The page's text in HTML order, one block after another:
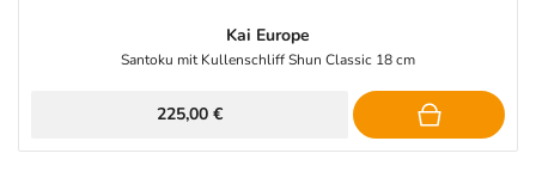
Kai Europe
Santoku mit Kullenschliff Shun Classic 18 cm
225,00 €